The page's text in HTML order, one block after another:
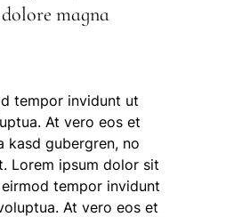
magna
tempor invidunt ut
At vero eos et
kasd gubergren, no
Lorem ipsum dolor sit
tempor invidunt
At vero eos et